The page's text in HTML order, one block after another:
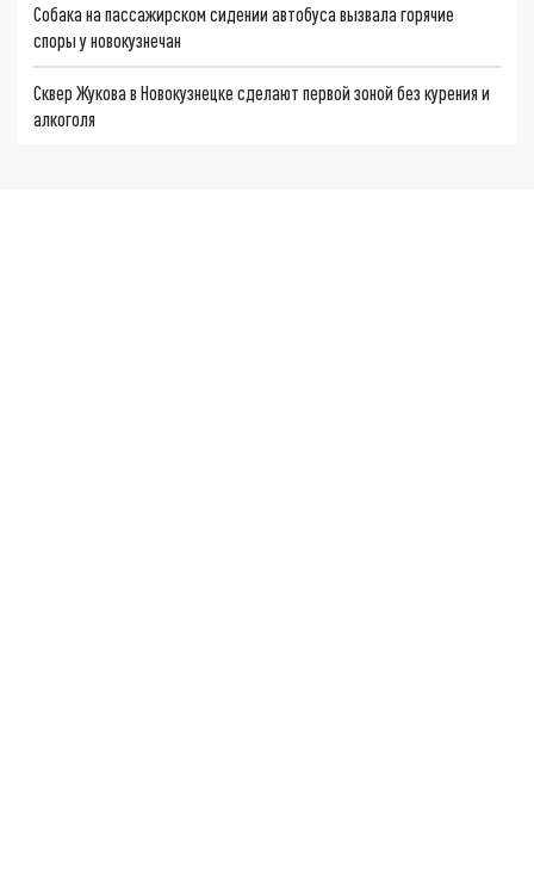
Собака на пассажирском сидении автобуса вызвала горячие
споры у новокузнечан
Сквер Жукова в Новокузнецке сделают первой зоной без курения и
алкоголя